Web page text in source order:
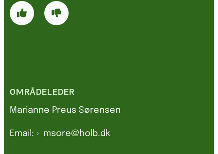
OMRÅDELEDER
Marianne Preus Sørensen
Email: msore@holb.dk